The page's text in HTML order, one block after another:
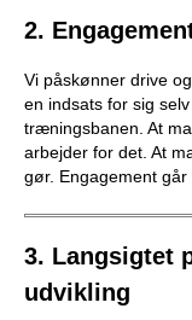
T
e
n
n
s
K
2.
Vi påskønner drive
en indsats for sig
træningsbanen. At
arbejder for det. At
gør. Engagement går
3. Langsigtet
udvikling